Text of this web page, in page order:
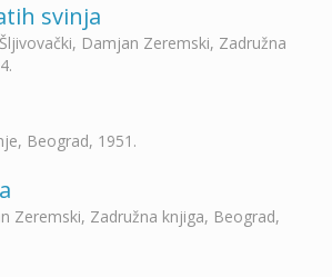
svinja
Damjan Zeremski, Zadružna
Beograd, 1951.
Zeremski, Zadružna knjiga, Beograd,